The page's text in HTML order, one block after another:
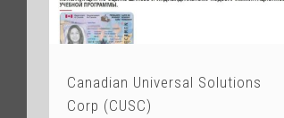
Canadian Universal Solutions
Corp (CUSC)